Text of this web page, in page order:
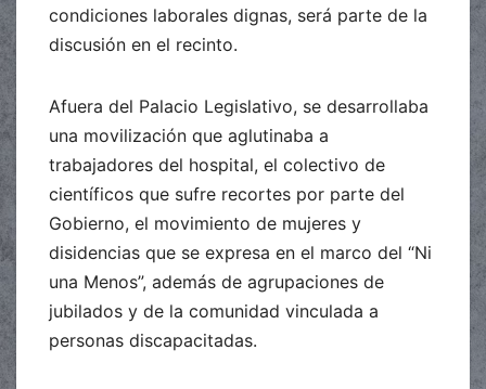
condiciones laborales dignas, será parte de la
discusión en el recinto.
Afuera del Palacio Legislativo, se desarrollaba
una movilización que aglutinaba a
trabajadores del hospital, el colectivo de
científicos que sufre recortes por parte del
Gobierno, el movimiento de mujeres y
disidencias que se expresa en el marco del “Ni
una Menos”, además de agrupaciones de
jubilados y de la comunidad vinculada a
personas discapacitadas.